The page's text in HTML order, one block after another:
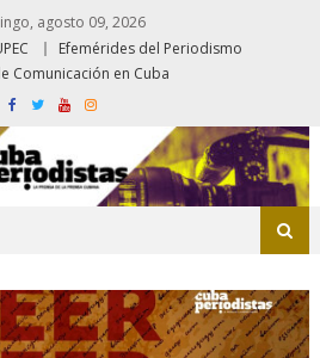
agosto 09, 2026
Efemérides del Periodismo
Comunicación en Cuba